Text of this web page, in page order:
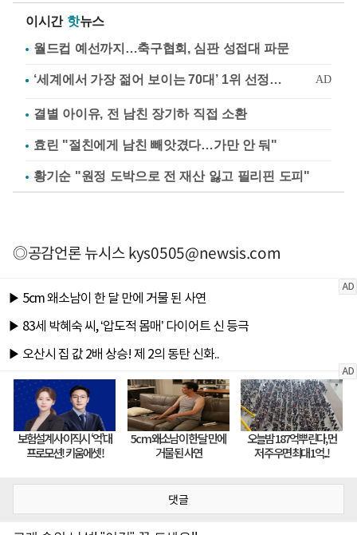
이시간 핫뉴스
월드컵 예선까지…축구협회, 심판 성접대 파문
결별 아이유, 전 남친 장기하 직접 소환
효린 "절친에게 남친 빼앗겼다…가만 안 둬"
황기순 "원정 도박으로 전 재산 잃고 필리핀 도피"
◎공감언론 뉴시스kys0505@newsis.com
댓글